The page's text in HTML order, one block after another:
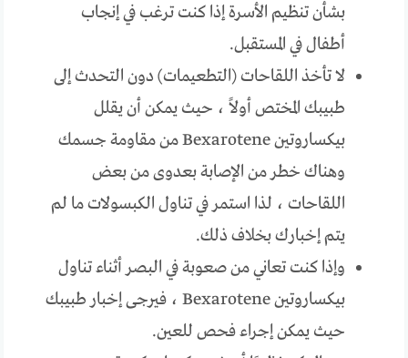
بشأن تنظيم الأسرة إذا كنت ترغب في إنجاب
أطفال في المستقبل.
لا تأخذ اللقاحات (التطعيمات) دون التحدث إلى
طبيبك المختص أولاً ، حيث يمكن أن يقلل
بيكساروتين Bexarotene من مقاومة جسمك
وهناك خطر من الإصابة بعدوى من بعض
اللقاحات ، لذا استمر في تناول الكبسولات ما لم
يتم إخبارك بخلاف ذلك.
وإذا كنت تعاني من صعوبة في البصر أثناء تناول
بيكساروتين Bexarotene ، فيرجى إخبار طبيبك
حيث يمكن إجراء فحص للعين.